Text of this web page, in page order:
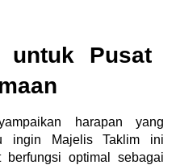
untuk Pusat
harapan yang
ingin Majelis Taklim ini
berfungsi optimal sebagai